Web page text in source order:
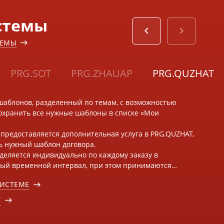
PRG.SOT PRG.ZHAUAP PRG.QUZHAT
шаблонов, разделенный по темам, с возможностью
все нужные шаблоны в списке «Мои
дополнительная услуга в PRG.QUZHAT,
нужный шаблон договора.
индивидуально по каждому заказу в
временной интервал, при этом принимаются
на адаптацию имеющихся в блоке шаблонов к
ситуации пользователя.